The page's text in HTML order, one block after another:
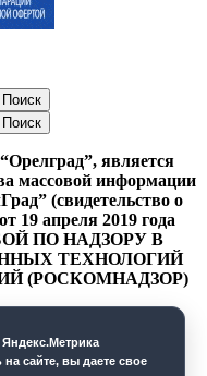
является
массовой информации
(свидетельство о
19 апреля 2019 года
ПО НАДЗОРУ В
ТЕХНОЛОГИЙ
(РОСКОМНАДЗОР)
сайте, вы даете свое